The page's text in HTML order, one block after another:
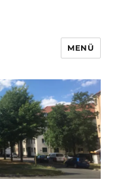
Crottendorf
MENÜ